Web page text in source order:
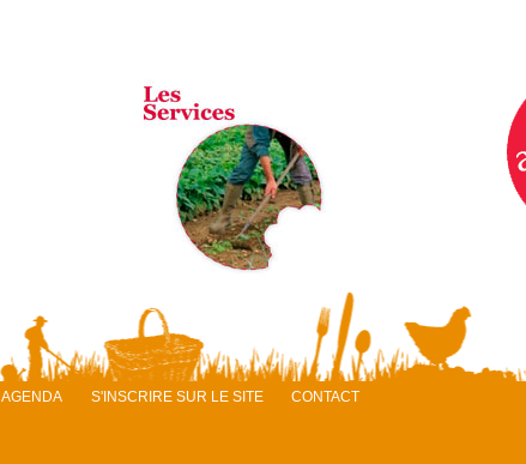
AGENDA S'INSCRIRE SUR LE SITE CONTACT